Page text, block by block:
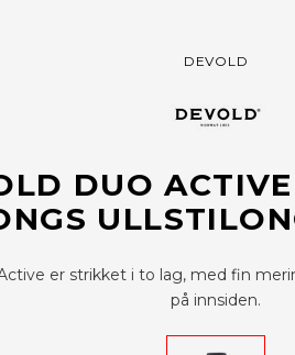
DEVOLD
DUO
er strikket i to lag, med fin
på innsiden.